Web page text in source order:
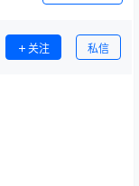
关注 私信